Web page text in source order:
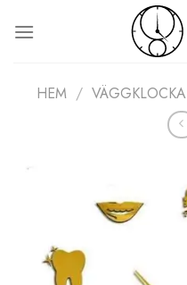
HEM / VÄGGKLOCKA